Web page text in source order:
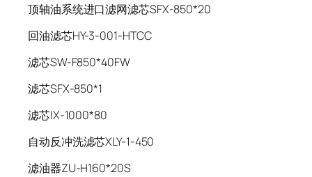
顶轴油系统进口滤网滤芯SFX-850*20
回油滤芯HY-3-001-HTCC
滤芯SW-F850*40FW
滤芯SFX-850*1
滤芯IX-1000*80
自动反冲洗滤芯XLY-1-450
滤油器ZU-H160*20S